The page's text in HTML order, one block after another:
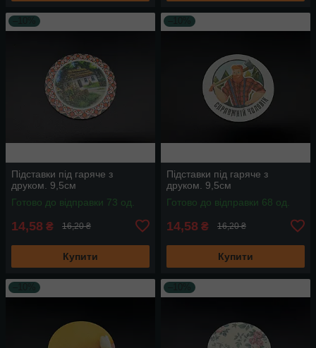
Підставки під гаряче з
друком. 9,5см
Готово до відправки 73 од.
14,58 ₴ 16,20 ₴
Купити
Підставки під гаряче з
друком. 9,5см
Готово до відправки 68 од.
14,58 ₴ 16,20 ₴
Купити